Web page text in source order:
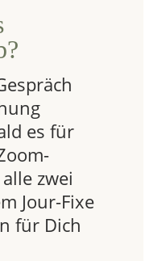
es für
zwei
Jour-Fixe
für Dich